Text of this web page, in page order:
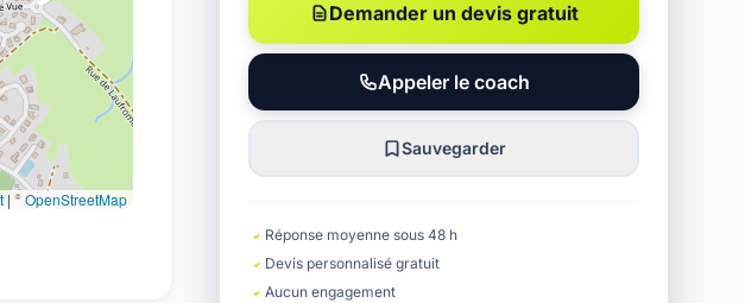
| ©OpenStreetMap
Demander un devis gratuit
Appeler le coach
Sauvegarder
Réponse moyenne sous 48 h
Devis personnalisé gratuit
Aucun engagement